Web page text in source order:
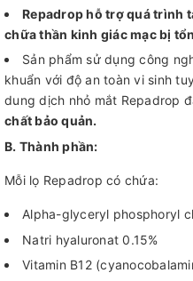
Repadrop hỗ trợ quá trình
chữa thần kinh giác mạc bị
Sản phẩm sử dụng công
khuẩn với độ an toàn vi sinh
dung dịch nhỏ mắt Repadrop
chất bảo quản.
B. Thành phần:
Mỗi lọ Repadrop có chứa:
Alpha-glyceryl phosphoryl
Natri hyaluronat 0.15%
Vitamin B12